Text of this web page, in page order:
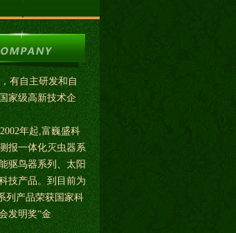
有自主研发和自
家级高新技术企
年起,富巍盛科
报一体化灭虫器系
驱鸟器系列、太阳
技产品。到目前为
列产品荣获国家科
发明奖“金